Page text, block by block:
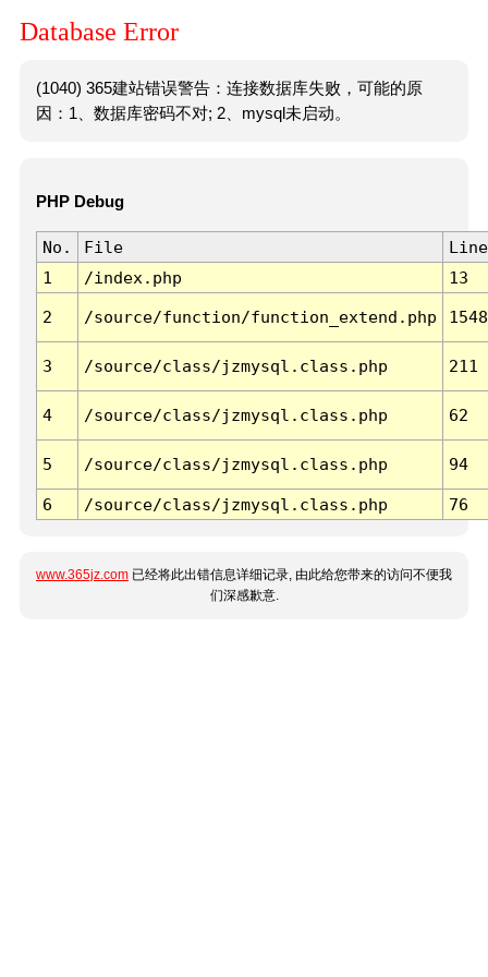
Database Error
(1040) 365建站错误警告：连接数据库失败，可能的原
因：1、数据库密码不对; 2、mysql未启动。
PHP Debug
No. File
Line
1
/index.php 13
2 /source/function/function_extend.php 1548
3 /source/class/jzmysql.class.php 211
4 /source/class/jzmysql.class.php 62
5 /source/class/jzmysql.class.php 94
6 /source/class/jzmysql.class.php 76
www.365jz.com 已经将此出错信息详细记录, 由此给您带来的访问不便我
们深感歉意.